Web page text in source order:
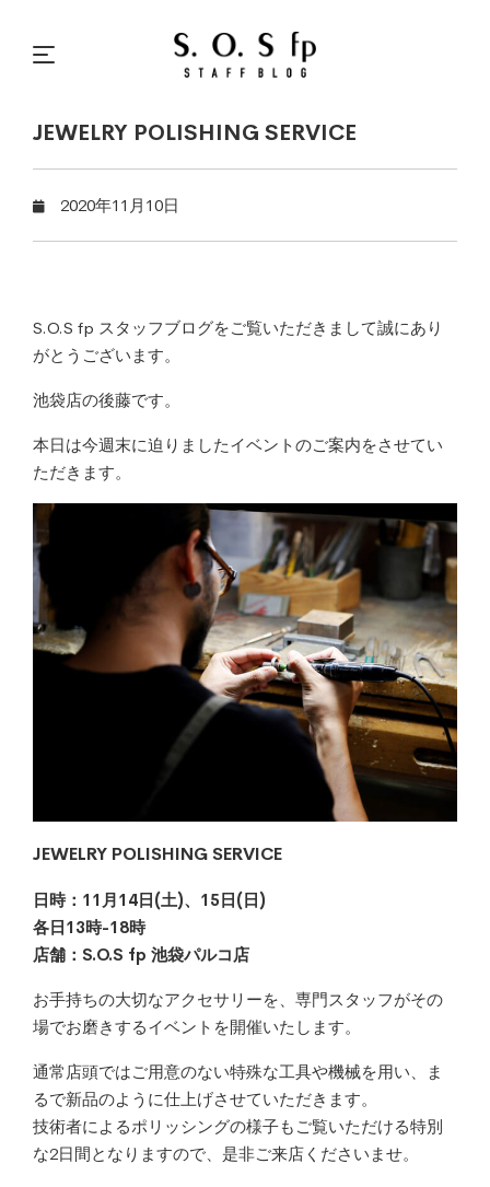
JEWELRY POLISHING SERVICE
2020年11月10日
S.O.S fp スタッフブログをご覧いただきまして誠にあり
がとうございます。
池袋店の後藤です。
本日は今週末に迫りましたイベントのご案内をさせてい
ただきます。
JEWELRY POLISHING SERVICE
日時：11月14日(土)、15日(日)
各日13時-18時
店舗：S.O.S fp 池袋パルコ店
お手持ちの大切なアクセサリーを、専門スタッフがその
場でお磨きするイベントを開催いたします。
通常店頭ではご用意のない特殊な工具や機械を用い、ま
るで新品のように仕上げさせていただきます。
技術者によるポリッシングの様子もご覧いただける特別
な2日間となりますので、是非ご来店くださいませ。